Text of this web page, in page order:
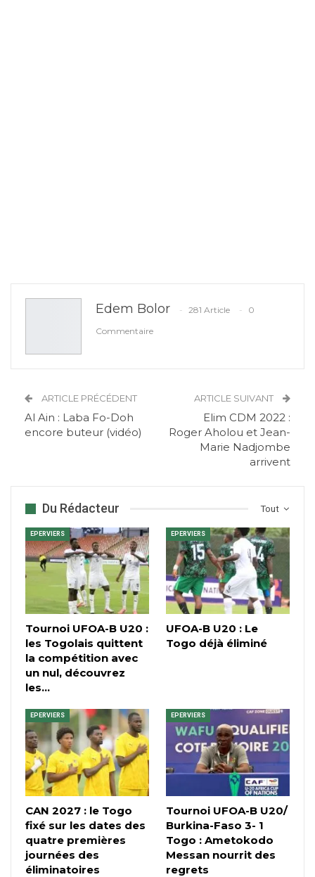
Edem Bolor 281 Article
0
Commentaire
ARTICLE PRÉCÉDENT
Al Ain : Laba Fo-Doh
encore buteur (vidéo)
ARTICLE SUIVANT
Elim CDM 2022 :
Roger Aholou et Jean-
Marie Nadjombe
arrivent
Tout
Du Rédacteur
EPERVIERS
Tournoi UFOA-B U20 :
les Togolais quittent
la compétition avec
un nul, découvrez
les…
EPERVIERS
UFOA-B U20 : Le
Togo déjà éliminé
EPERVIERS
CAN 2027 : le Togo
fixé sur les dates des
quatre premières
journées des
éliminatoires
EPERVIERS
Tournoi UFOA-B U20/
Burkina-Faso 3- 1
Togo : Ametokodo
Messan nourrit des
regrets